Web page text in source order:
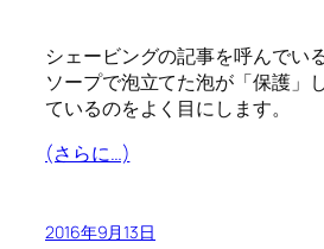
シェービングの記事を呼んでい
ソープで泡立てた泡が「保護」
ているのをよく目にします。
(さらに…)
2016年9月13日